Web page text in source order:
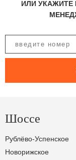
ИЛИ
Шоссе
Рублёво-Успенское
Новорижское